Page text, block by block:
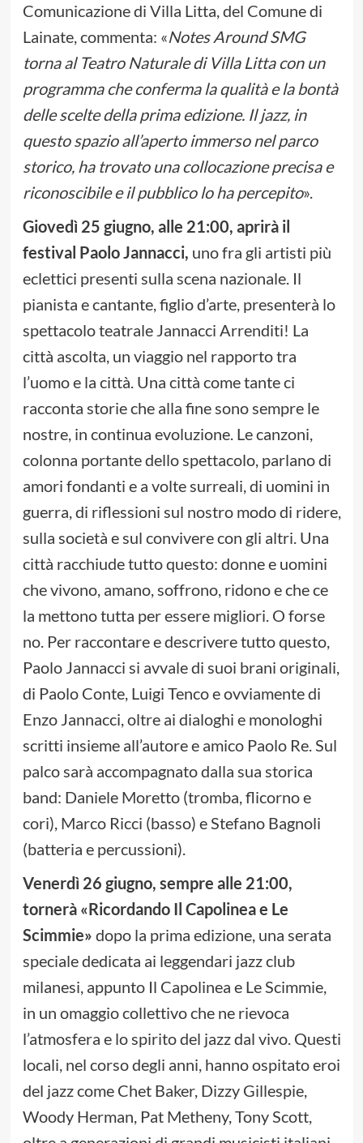
Comunicazione di Villa Litta, del Comune di
Lainate, commenta: «Notes Around SMG
torna al Teatro Naturale di Villa Litta con un
programma che conferma la qualità e la bontà
delle scelte della prima edizione. Il jazz, in
questo spazio all’aperto immerso nel parco
storico, ha trovato una collocazione precisa e
riconoscibile e il pubblico lo ha percepito».
Giovedì 25 giugno, alle 21:00, aprirà il
festival Paolo Jannacci, uno fra gli artisti più
eclettici presenti sulla scena nazionale. Il
pianista e cantante, figlio d’arte, presenterà lo
spettacolo teatrale Jannacci Arrenditi! La
città ascolta, un viaggio nel rapporto tra
l’uomo e la città. Una città come tante ci
racconta storie che alla fine sono sempre le
nostre, in continua evoluzione. Le canzoni,
colonna portante dello spettacolo, parlano di
amori fondanti e a volte surreali, di uomini in
guerra, di riflessioni sul nostro modo di ridere,
sulla società e sul convivere con gli altri. Una
città racchiude tutto questo: donne e uomini
che vivono, amano, soffrono, ridono e che ce
la mettono tutta per essere migliori. O forse
no. Per raccontare e descrivere tutto questo,
Paolo Jannacci si avvale di suoi brani originali,
di Paolo Conte, Luigi Tenco e ovviamente di
Enzo Jannacci, oltre ai dialoghi e monologhi
scritti insieme all’autore e amico Paolo Re. Sul
palco sarà accompagnato dalla sua storica
band: Daniele Moretto (tromba, flicorno e
cori), Marco Ricci (basso) e Stefano Bagnoli
(batteria e percussioni).
Venerdì 26 giugno, sempre alle 21:00,
tornerà «Ricordando Il Capolinea e Le
Scimmie» dopo la prima edizione, una serata
speciale dedicata ai leggendari jazz club
milanesi, appunto Il Capolinea e Le Scimmie,
in un omaggio collettivo che ne rievoca
l’atmosfera e lo spirito del jazz dal vivo. Questi
locali, nel corso degli anni, hanno ospitato eroi
del jazz come Chet Baker, Dizzy Gillespie,
Woody Herman, Pat Metheny, Tony Scott,